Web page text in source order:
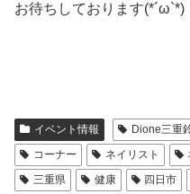
お待ちしております(*´ω`*)
イベント情報 Dione三重
コーナー
ネイリスト
三重県
健康 四日市